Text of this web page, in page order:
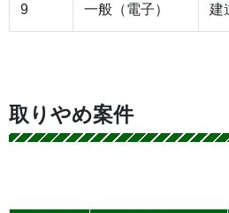
9 一般（電子） 建
取りやめ案件